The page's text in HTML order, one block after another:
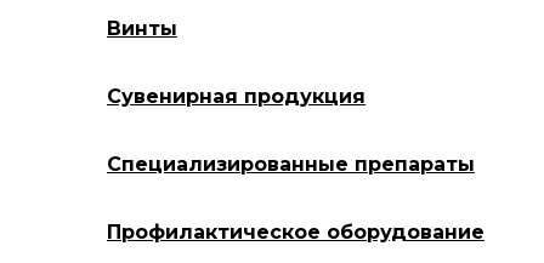
Винты
Сувенирная продукция
Специализированные препараты
Профилактическое оборудование